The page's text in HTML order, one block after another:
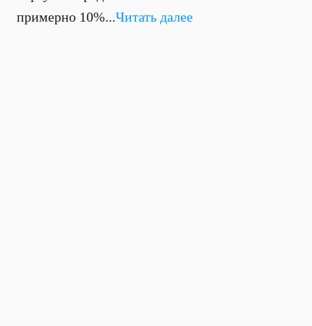
примерно 10%...Читать далее